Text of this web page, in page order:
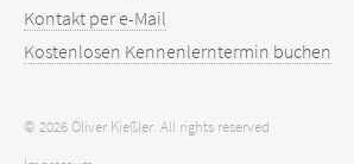
Kontakt per e-Mail
Kostenlosen Kennenlerntermin buchen
© 2026 Oliver Kießler. All rights reserved